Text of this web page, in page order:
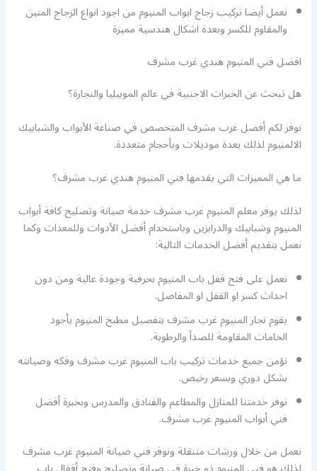
نعمل أيضا تركيب زجاج ابواب المنيوم من اجود انواع الزجاج المتين
والمقاوم للكسر وبعدة اشكال هندسية مميزة
افضل فني المنيوم هندي غرب مشرف
هل تبحث عن الخبرات الاجنبية في عالم الموبيليا والنجارة؟
نوفر لكم أفضل غرب مشرف المتخصص في صناعة الأبواب والشبابيك
الالمنيوم لذلك بعدة موديلات وبأحجام متعددة.
ما هي المميزات التي يقدمها فني المنيوم هندي غرب مشرف؟
لذلك يوفر معلم المنيوم غرب مشرف خدمة صيانة وتصليح كافة أبواب
المنيوم وشبابيك والدرابزين وباستخدام أفضل الأدوات وللمعدات وكما
نعمل بتقديم أفضل الخدمات التالية:
نعمل على فتح قفل باب المنيوم بحرفية وجودة عالية ومن دون
احداث كسر او القفل او المفاصل.
يقوم نجار المنيوم غرب مشرف بتفصيل مطبخ المنيوم بأجود
الخامات المقاومة للصدأ والرطوبة.
نؤمن جميع خدمات تركيب باب المنيوم غرب مشرف وفكه وصيانته
بشكل دوري وبسعر رخيص.
نوفر خدمتنا للمنازل والمطاعم والفنادق والمدرس وبخبرة أفضل
فني أبواب المنيوم غرب مشرف.
نعمل من خلال ورشات متنقلة ونوفر فني صيانة المنيوم غرب مشرف